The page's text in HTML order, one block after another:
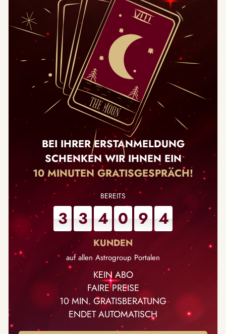
BEI IHRER ERSTANMELDUNG
SCHENKEN WIR IHNEN EIN
10 MINUTEN GRATISGESPRÄCH!
3 3 4 0 9 4
auf allen Astrogroup Portalen
KEIN ABO
FAIRE PREISE
10 MIN. GRATISBERATUNG
ENDET AUTOMATISCH